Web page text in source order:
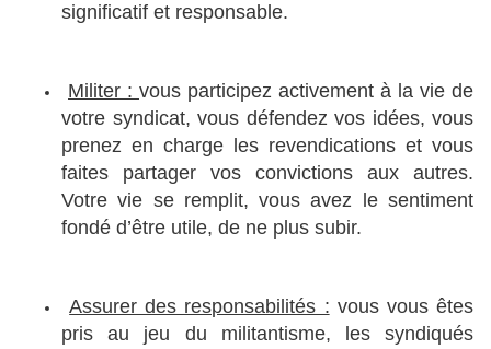
significatif et responsable.
Militer : vous participez activement à la vie de
votre syndicat, vous défendez vos idées, vous
prenez en charge les revendications et vous
faites partager vos convictions aux autres.
Votre vie se remplit, vous avez le sentiment
fondé d’être utile, de ne plus subir.
Assurer des responsabilités : vous vous êtes
pris au jeu du militantisme, les syndiqués